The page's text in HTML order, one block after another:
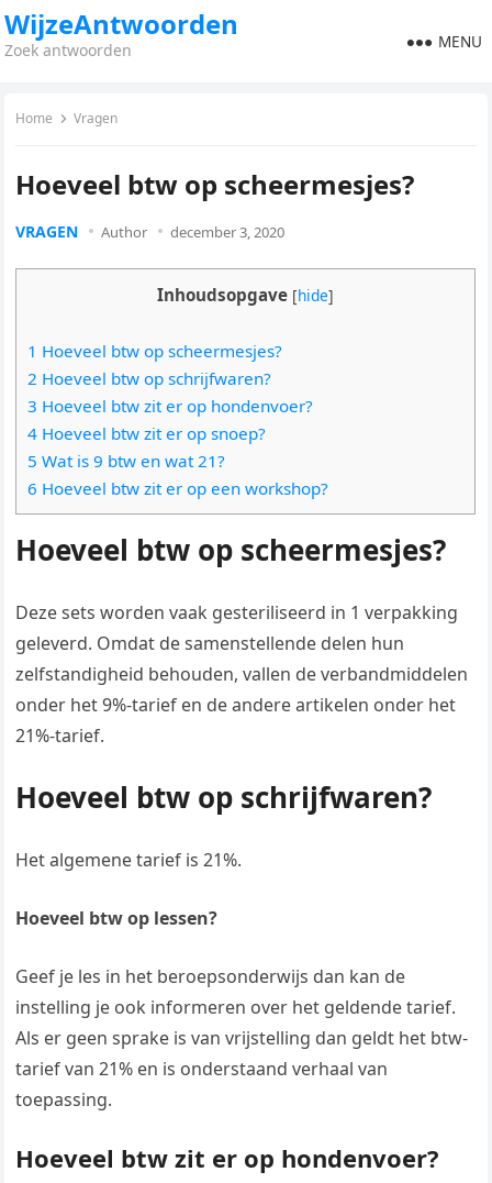
WijzeAntwoorden
Zoek antwoorden MENU
Home Vragen
Hoeveel btw op scheermesjes?
VRAGEN Author december 3, 2020
Inhoudsopgave [hide]
1 Hoeveel btw op scheermesjes?
2 Hoeveel btw op schrijfwaren?
3 Hoeveel btw zit er op hondenvoer?
4 Hoeveel btw zit er op snoep?
5 Wat is 9 btw en wat 21?
6 Hoeveel btw zit er op een workshop?
Hoeveel btw op scheermesjes?
Deze sets worden vaak gesteriliseerd in 1 verpakking
geleverd. Omdat de samenstellende delen hun
zelfstandigheid behouden, vallen de verbandmiddelen
onder het 9%-tarief en de andere artikelen onder het
21%-tarief.
Hoeveel btw op schrijfwaren?
Het algemene tarief is 21%.
Hoeveel btw op lessen?
Geef je les in het beroepsonderwijs dan kan de
instelling je ook informeren over het geldende tarief.
Als er geen sprake is van vrijstelling dan geldt het btw-
tarief van 21% en is onderstaand verhaal van
toepassing.
Hoeveel btw zit er op hondenvoer?